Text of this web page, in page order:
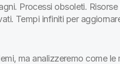
Processi obsoleti. Risorse
Tempi infiniti per
ma analizzeremo come le